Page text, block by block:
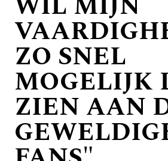
ZO SNEL
MOGELIJK
ZIEN AAN